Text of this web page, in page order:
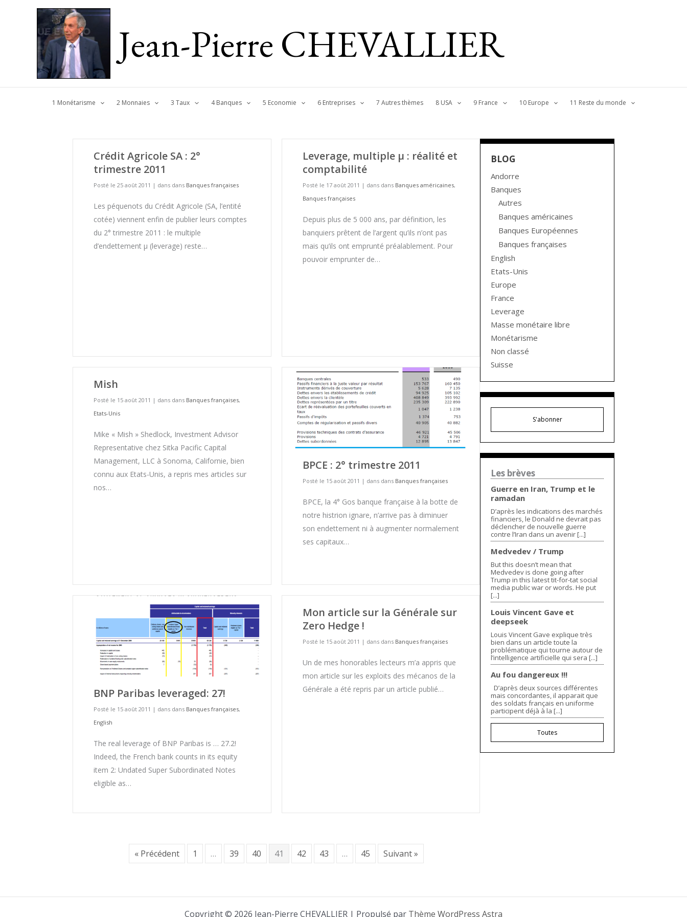
Jean-Pierre CHEVALLIER
1 Monétarisme 2 Monnaies 3 Taux 4 Banques 5 Economie 6 Entreprises 7 Autres thèmes 8 USA 9 France 10 Europe 11 Reste du monde
Crédit Agricole SA : 2°
trimestre 2011
Posté le 25 août 2011 | dans dans Banques françaises
Les péquenots du Crédit Agricole (SA, l’entité
cotée) viennent enfin de publier leurs comptes
du 2° trimestre 2011 : le multiple
d’endettement µ (leverage) reste…
Leverage, multiple µ : réalité et
comptabilité
Posté le 17 août 2011 | dans dans Banques américaines,
Banques françaises
Depuis plus de 5 000 ans, par définition, les
banquiers prêtent de l’argent qu’ils n’ont pas
mais qu’ils ont emprunté préalablement. Pour
pouvoir emprunter de…
Mish
Posté le 15 août 2011 | dans dans Banques françaises,
Etats-Unis
Mike « Mish » Shedlock, Investment Advisor
Representative chez Sitka Pacific Capital
Management, LLC à Sonoma, Californie, bien
connu aux Etats-Unis, a repris mes articles sur
nos…
BPCE : 2° trimestre 2011
Posté le 15 août 2011 | dans dans Banques françaises
BPCE, la 4° Gos banque française à la botte de
notre histrion ignare, n’arrive pas à diminuer
son endettement ni à augmenter normalement
ses capitaux…
BNP Paribas leveraged: 27!
Posté le 15 août 2011 | dans dans Banques françaises,
English
The real leverage of BNP Paribas is … 27.2!
Indeed, the French bank counts in its equity
item 2: Undated Super Subordinated Notes
eligible as…
Mon article sur la Générale sur
Zero Hedge !
Posté le 15 août 2011 | dans dans Banques françaises
Un de mes honorables lecteurs m’a appris que
mon article sur les exploits des mécanos de la
Générale a été repris par un article publié…
« Précédent 1 … 39 40 41 42 43 … 45 Suivant »
BLOG
Andorre
Banques
Autres
Banques américaines
Banques Européennes
Banques françaises
English
Etats-Unis
Europe
France
Leverage
Masse monétaire libre
Monétarisme
Non classé
Suisse
S'abonner
Les brèves
Guerre en Iran, Trump et le
ramadan
D’après les indications des marchés
financiers, le Donald ne devrait pas
déclencher de nouvelle guerre
contre l’Iran dans un avenir [...]
Medvedev / Trump
But this doesn’t mean that
Medvedev is done going after
Trump in this latest tit-for-tat social
media public war or words. He put
[...]
Louis Vincent Gave et
deepseek
Louis Vincent Gave explique très
bien dans un article toute la
problématique qui tourne autour de
l’intelligence artificielle qui sera [...]
Au fou dangereux !!!
D’après deux sources différentes
mais concordantes, il apparait que
des soldats français en uniforme
participent déjà à la [...]
Toutes
Copyright © 2026 Jean-Pierre CHEVALLIER | Propulsé par Thème WordPress Astra